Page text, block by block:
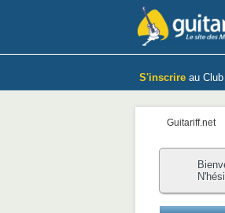
S'inscrire au Club
Guitariff.net